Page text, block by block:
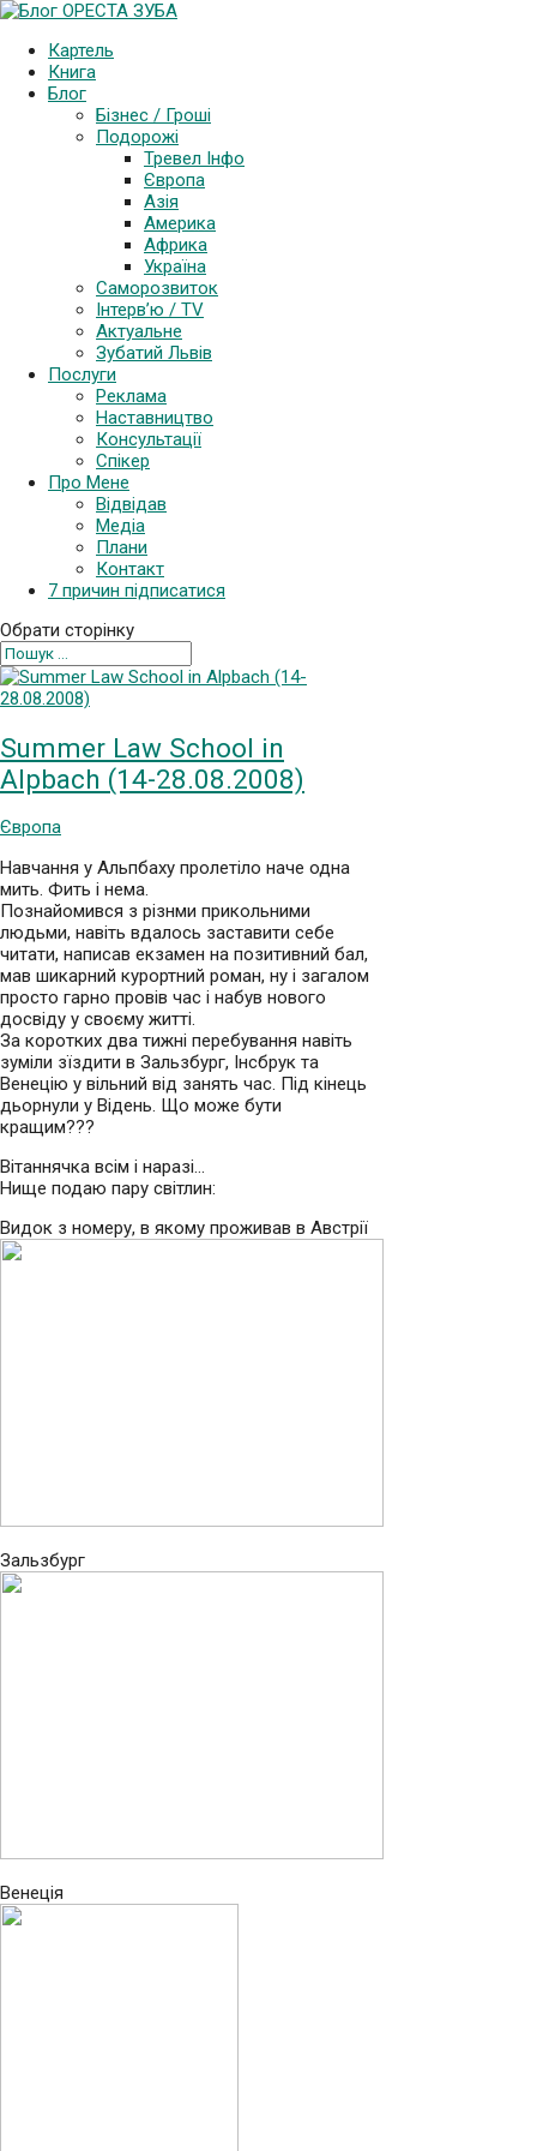
Картель
Книга
Блог
Бізнес / Гроші
Подорожі
Тревел Інфо
Європа
Азія
Америка
Африка
Україна
Саморозвиток
Інтерв’ю / TV
Актуальне
Зубатий Львів
Послуги
Реклама
Наставництво
Консультації
Спікер
Про Мене
Відвідав
Медіа
Плани
Контакт
7 причин підписатися
Обрати сторінку
Summer Law School in
Alpbach (14-28.08.2008)
Європа
Навчання у Альпбаху пролетіло наче одна
мить. Фить і нема.
Познайомився з різнми прикольними
людьми, навіть вдалось заставити себе
читати, написав екзамен на позитивний бал,
мав шикарний курортний роман, ну і загалом
просто гарно провів час і набув нового
досвіду у своєму житті.
За коротких два тижні перебування навіть
зуміли зїздити в Зальзбург, Інсбрук та
Венецію у вільний від занять час. Під кінець
дьорнули у Відень. Що може бути
кращим???
Вітаннячка всім і наразі…
Нище подаю пару світлин:
Видок з номеру, в якому проживав в Австрії
Зальзбург
Венеція